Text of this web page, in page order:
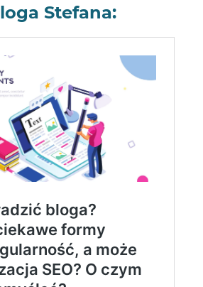
Stefana: